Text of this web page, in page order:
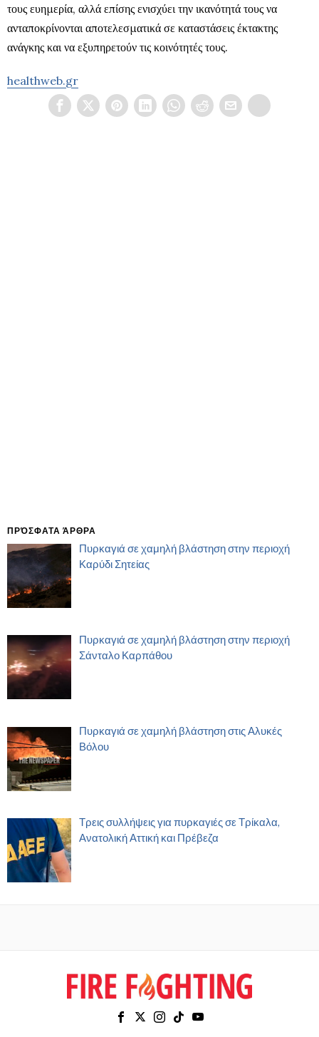
τους ευημερία, αλλά επίσης ενισχύει την ικανότητά τους να
ανταποκρίνονται αποτελεσματικά σε καταστάσεις έκτακτης
ανάγκης και να εξυπηρετούν τις κοινότητές τους.
healthweb.gr
ΠΡΌΣΦΑΤΑ ΆΡΘΡΑ
Πυρκαγιά σε χαμηλή βλάστηση στην περιοχή
Καρύδι Σητείας
Πυρκαγιά σε χαμηλή βλάστηση στην περιοχή
Σάνταλο Καρπάθου
Πυρκαγιά σε χαμηλή βλάστηση στις Αλυκές
Βόλου
Τρεις συλλήψεις για πυρκαγιές σε Τρίκαλα,
Ανατολική Αττική και Πρέβεζα